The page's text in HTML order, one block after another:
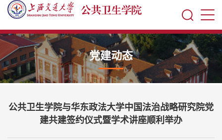
党建动态
公共卫生学院与华东政法大学中国法治战略研究院党
建共建签约仪式暨学术讲座顺利举办